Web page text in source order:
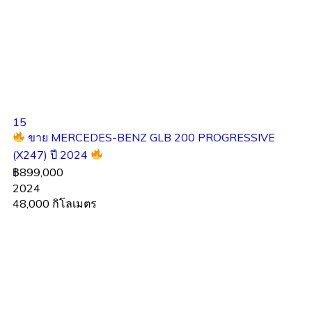
15
ขาย MERCEDES-BENZ GLB 200 PROGRESSIVE
(X247) ปี 2024
฿899,000
2024
48,000 กิโลเมตร